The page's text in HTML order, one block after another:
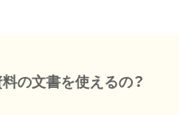
の文書を使えるの？